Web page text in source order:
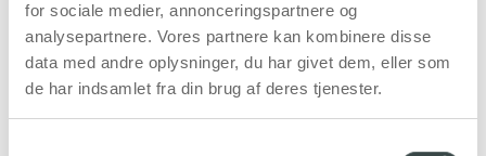
for sociale medier, annonceringspartnere og
analysepartnere. Vores partnere kan kombinere disse
data med andre oplysninger, du har givet dem, eller som
de har indsamlet fra din brug af deres tjenester.